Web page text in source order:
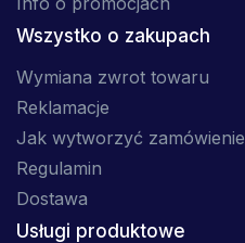
Wszystko o zakupach
Wymiana zwrot towaru
Reklamacje
Jak wytworzyć zamówienie
Regulamin
Dostawa
Usługi produktowe